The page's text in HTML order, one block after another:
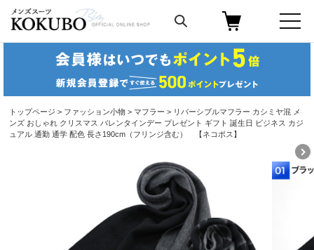
トップページ > ファッション小物 > マフラー > リバーシブルマフラー カシミヤ混 メ
ンズ おしゃれ クリスマス バレンタインデー プレゼント ギフト 誕生日 ビジネス カジ
ュアル 通勤 通学 配色 長さ190cm（フリンジ含む） 【ネコポス】